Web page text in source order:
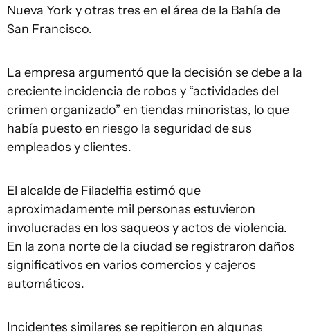
Nueva York y otras tres en el área de la Bahía de
San Francisco.
La empresa argumentó que la decisión se debe a la
creciente incidencia de robos y “actividades del
crimen organizado” en tiendas minoristas, lo que
había puesto en riesgo la seguridad de sus
empleados y clientes.
El alcalde de Filadelfia estimó que
aproximadamente mil personas estuvieron
involucradas en los saqueos y actos de violencia.
En la zona norte de la ciudad se registraron daños
significativos en varios comercios y cajeros
automáticos.
Incidentes similares se repitieron en algunas